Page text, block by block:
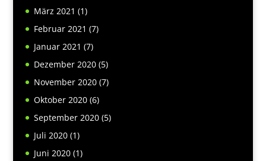
März 2021 (1)
Februar 2021 (7)
Januar 2021 (7)
Dezember 2020(5)
November 2020(7)
Oktober 2020(6)
September 2020(5)
Juli 2020(1)
Juni 2020(1)